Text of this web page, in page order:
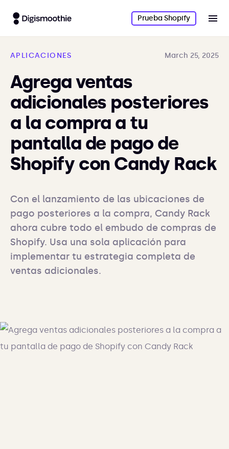
Prueba Shopify
APLICACIONES March 25, 2025
Agrega ventas
adicionales posteriores
a la compra a tu
pantalla de pago de
Shopify con Candy Rack
Con el lanzamiento de las ubicaciones de
pago posteriores a la compra, Candy Rack
ahora cubre todo el embudo de compras de
Shopify. Usa una sola aplicación para
implementar tu estrategia completa de
ventas adicionales.